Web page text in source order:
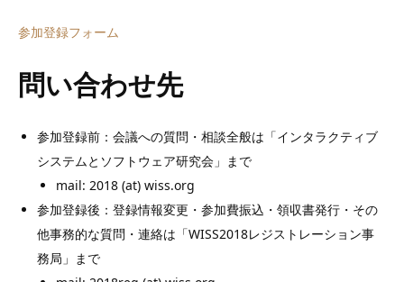
参加登録フォーム
問い合わせ先
参加登録前：会議への質問・相談全般は「インタラクティブ
システムとソフトウェア研究会」まで
mail: 2018 (at) wiss.org
参加登録後：登録情報変更・参加費振込・領収書発行・その
他事務的な質問・連絡は「WISS2018レジストレーション事
務局」まで